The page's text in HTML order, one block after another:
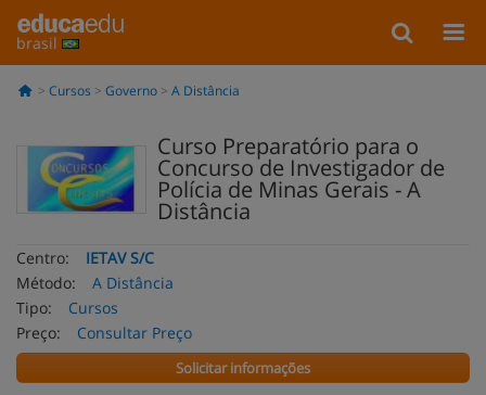
brasil
Cursos Governo A Distância
Curso Preparatório para o
Concurso de Investigador de
Polícia de Minas Gerais - A
Distância
Centro:
IETAV S/C
Método:
A Distância
Tipo:
Cursos
Preço:
Consultar Preço
Solicitar informações